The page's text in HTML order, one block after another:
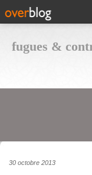
fugues &
30 octobre 2013